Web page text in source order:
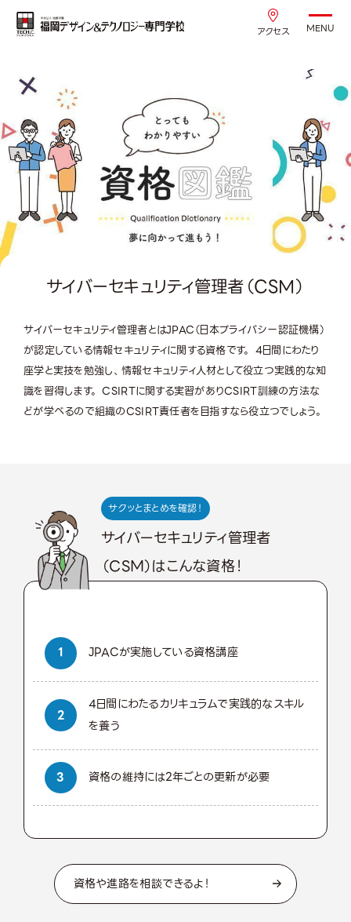
アクセス MENU
サイバーセキュリティ管理者（CSM）
サイバーセキュリティ管理者とはJPAC（日本プライバシー認証機構）
が認定している情報セキュリティに関する資格です。 4日間にわたり
座学と実技を勉強し、情報セキュリティ人材として役立つ実践的な知
識を習得します。 CSIRTに関する実習がありCSIRT訓練の方法な
どが学べるので組織のCSIRT責任者を目指すなら役立つでしょう。
サクッとまとめを確認！
サイバーセキュリティ管理者
（CSM）はこんな資格！
JPACが実施している資格講座
4日間にわたるカリキュラムで実践的なスキル
を養う
資格の維持には2年ごとの更新が必要
資格や進路を相談できるよ！